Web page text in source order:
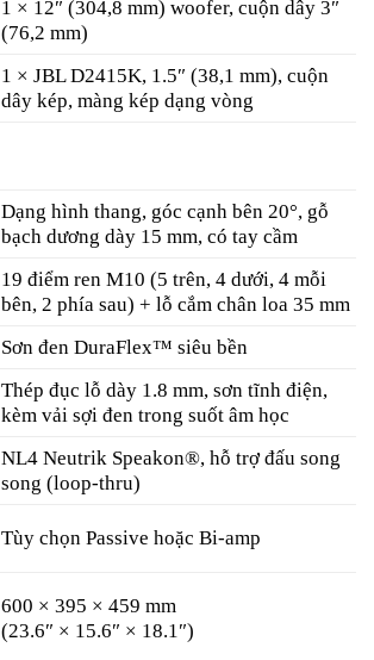
1 × 12″ (304,8 mm) woofer, cuộn dây 3″
(76,2 mm)
1 × JBL D2415K, 1.5″ (38,1 mm), cuộn
dây kép, màng kép dạng vòng
Dạng hình thang, góc cạnh bên 20°, gỗ
bạch dương dày 15 mm, có tay cầm
19 điểm ren M10 (5 trên, 4 dưới, 4 mỗi
bên, 2 phía sau) + lỗ cắm chân loa 35 mm
Sơn đen DuraFlex™ siêu bền
Thép đục lỗ dày 1.8 mm, sơn tĩnh điện,
kèm vải sợi đen trong suốt âm học
NL4 Neutrik Speakon®, hỗ trợ đấu song
song (loop-thru)
Tùy chọn Passive hoặc Bi-amp
600 × 395 × 459 mm
(23.6″ × 15.6″ × 18.1″)